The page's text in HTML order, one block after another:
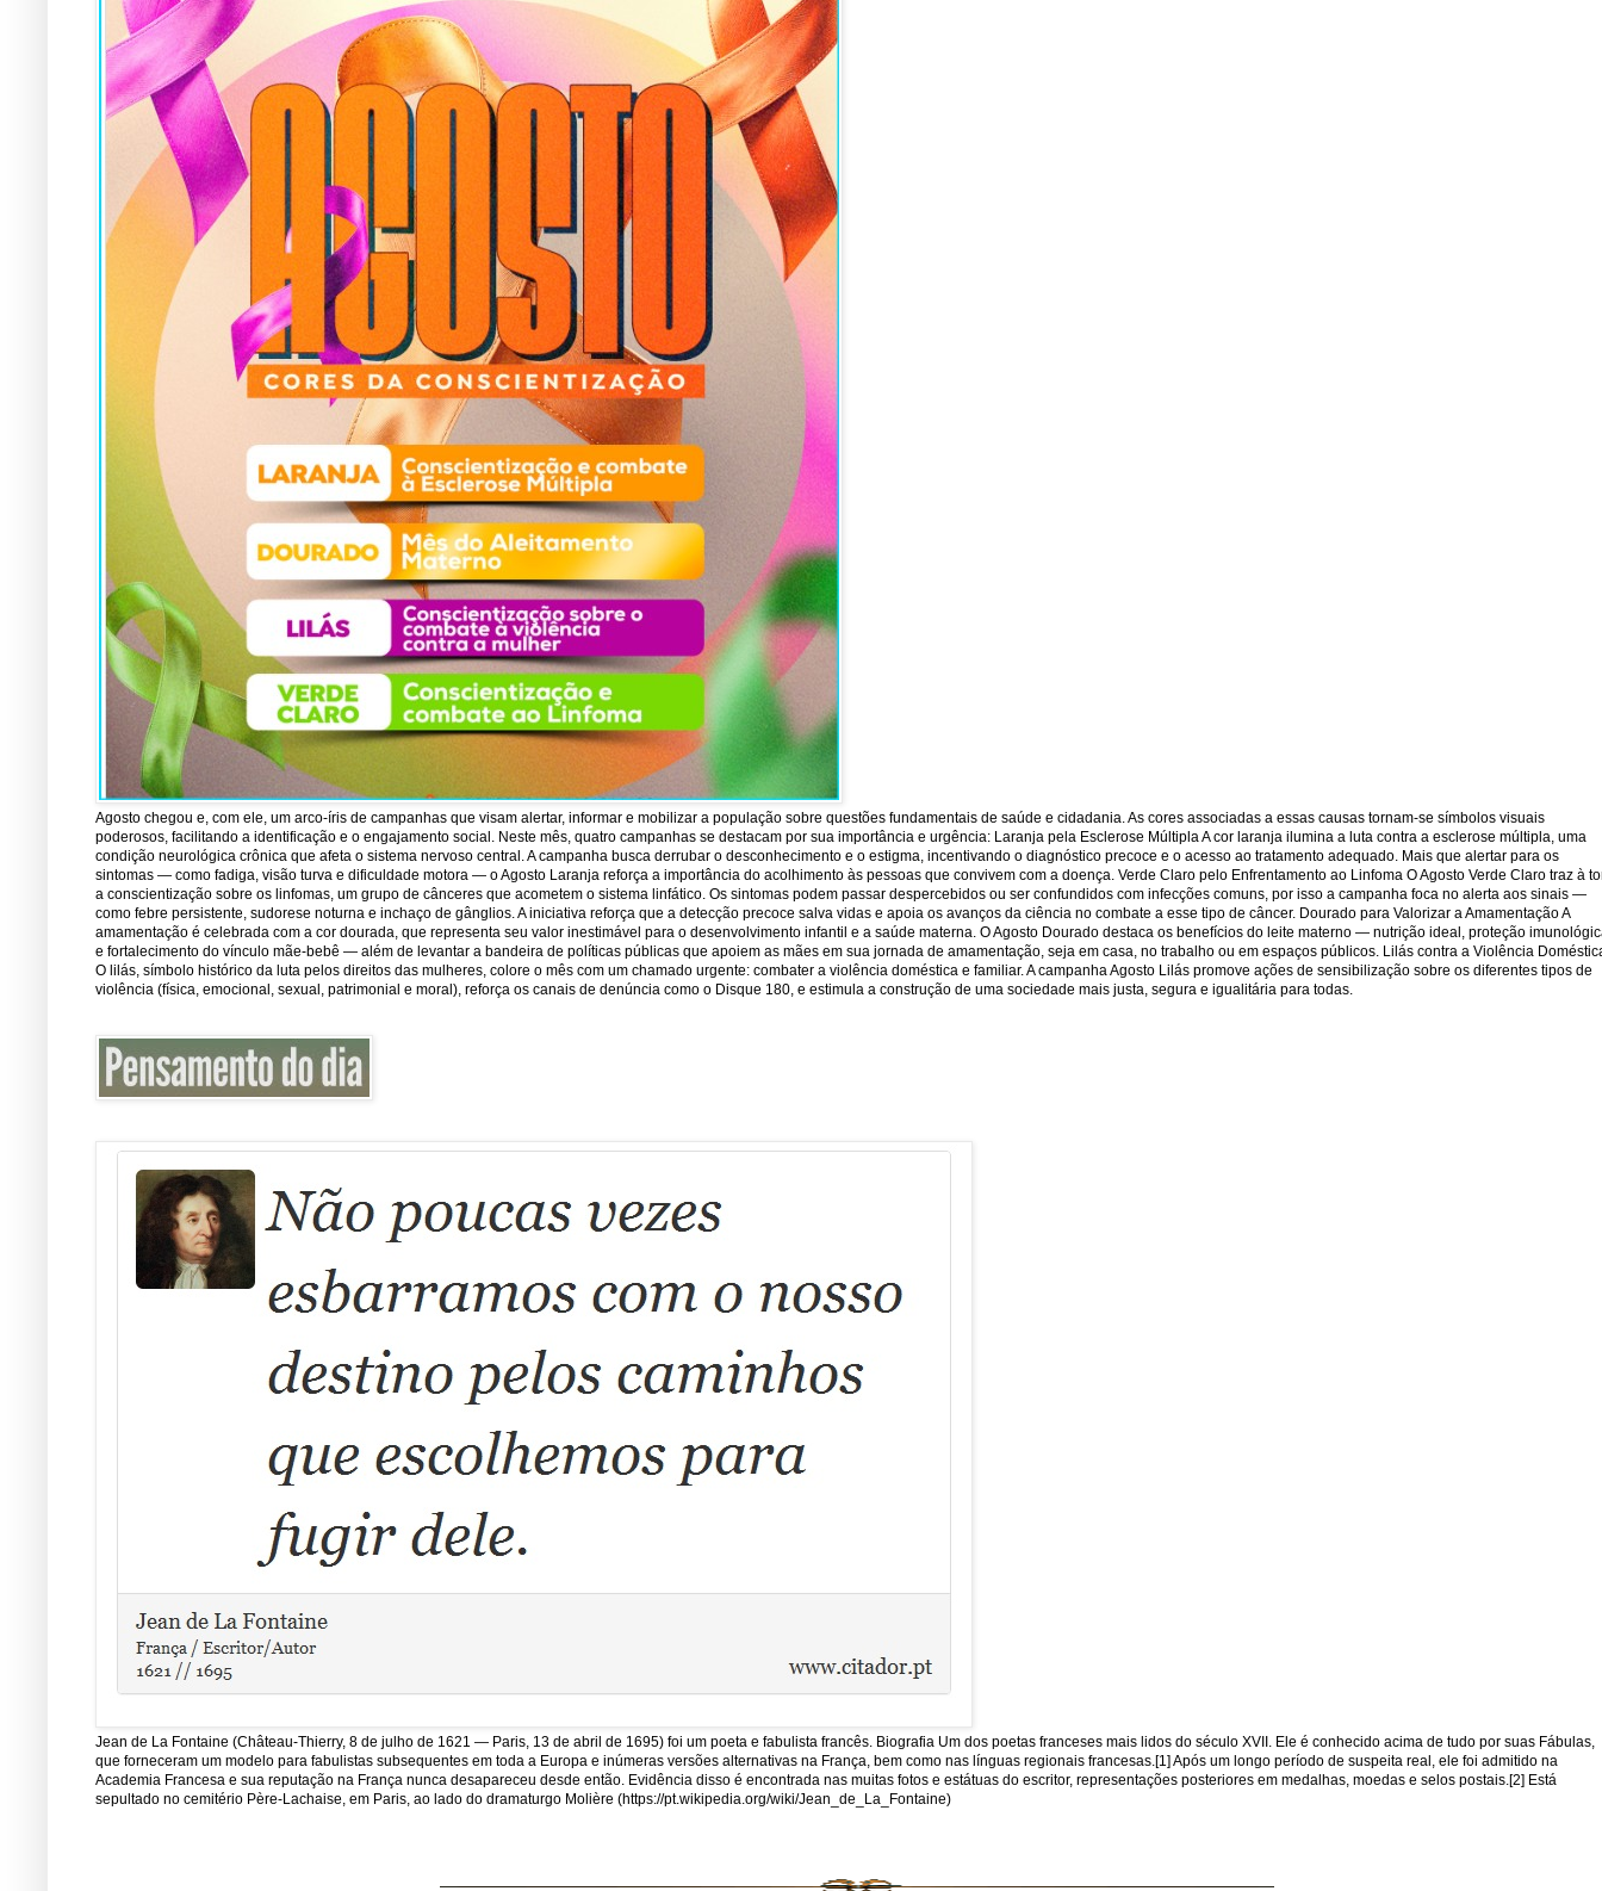
Agosto chegou e, com ele, um arco-íris de campanhas que visam alertar, informar e mobilizar a população sobre questões fundamentais de saúde e cidadania. As cores associadas a essas causas tornam-se símbolos visuais
poderosos, facilitando a identificação e o engajamento social. Neste mês, quatro campanhas se destacam por sua importância e urgência: Laranja pela Esclerose Múltipla A cor laranja ilumina a luta contra a esclerose múltipla, uma
condição neurológica crônica que afeta o sistema nervoso central. A campanha busca derrubar o desconhecimento e o estigma, incentivando o diagnóstico precoce e o acesso ao tratamento adequado. Mais que alertar para os
sintomas — como fadiga, visão turva e dificuldade motora — o Agosto Laranja reforça a importância do acolhimento às pessoas que convivem com a doença. Verde Claro pelo Enfrentamento ao Linfoma O Agosto Verde Claro traz à
a conscientização sobre os linfomas, um grupo de cânceres que acometem o sistema linfático. Os sintomas podem passar despercebidos ou ser confundidos com infecções comuns, por isso a campanha foca no alerta aos sinais —
como febre persistente, sudorese noturna e inchaço de gânglios. A iniciativa reforça que a detecção precoce salva vidas e apoia os avanços da ciência no combate a esse tipo de câncer. Dourado para Valorizar a Amamentação A
amamentação é celebrada com a cor dourada, que representa seu valor inestimável para o desenvolvimento infantil e a saúde materna. O Agosto Dourado destaca os benefícios do leite materno — nutrição ideal, proteção
e fortalecimento do vínculo mãe-bebê — além de levantar a bandeira de políticas públicas que apoiem as mães em sua jornada de amamentação, seja em casa, no trabalho ou em espaços públicos. Lilás contra a Violência
O lilás, símbolo histórico da luta pelos direitos das mulheres, colore o mês com um chamado urgente: combater a violência doméstica e familiar. A campanha Agosto Lilás promove ações de sensibilização sobre os diferentes tipos de
violência (física, emocional, sexual, patrimonial e moral), reforça os canais de denúncia como o Disque 180, e estimula a construção de uma sociedade mais justa, segura e igualitária para todas.
Jean de La Fontaine (Château-Thierry, 8 de julho de 1621 — Paris, 13 de abril de 1695) foi um poeta e fabulista francês. Biografia Um dos poetas franceses mais lidos do século XVII. Ele é conhecido acima de tudo por suas Fábulas,
que forneceram um modelo para fabulistas subsequentes em toda a Europa e inúmeras versões alternativas na França, bem como nas línguas regionais francesas.[1] Após um longo período de suspeita real, ele foi admitido na
Academia Francesa e sua reputação na França nunca desapareceu desde então. Evidência disso é encontrada nas muitas fotos e estátuas do escritor, representações posteriores em medalhas, moedas e selos postais.[2] Está
sepultado no cemitério Père-Lachaise, em Paris, ao lado do dramaturgo Molière (https://pt.wikipedia.org/wiki/Jean_de_La_Fontaine)